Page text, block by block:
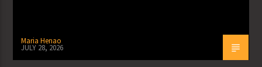
Maria Henao
JULY 28, 2026